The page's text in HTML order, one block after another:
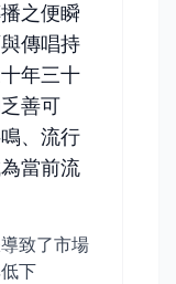
之便瞬
傳唱持
年三十
善可
、流行
當前流
致了市場
下